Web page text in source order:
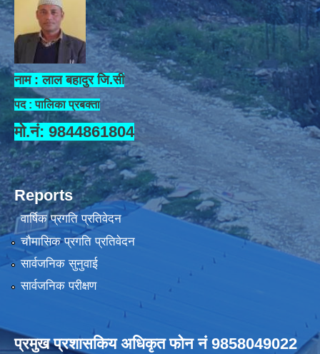
नाम : लाल बहादुर जि.सी
पद : पालिका प्रबक्ता
मो.नं: 9844861804
Reports
वार्षिक प्रगति प्रतिवेदन
चौमासिक प्रगति प्रतिवेदन
सार्वजनिक सुनुवाई
सार्वजनिक परीक्षण
प्रमुख प्रशासकिय अधिकृत फोन नं 9858049022